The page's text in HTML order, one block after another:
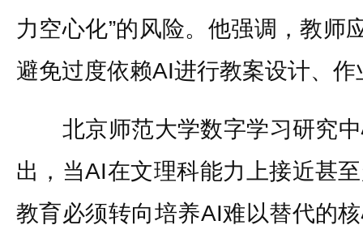
力空心化”的风险。他强调，教师
避免过度依赖AI进行教案设计、
北京师范大学数字学习研究中
出，当AI在文理科能力上接近甚
教育必须转向培养AI难以替代的